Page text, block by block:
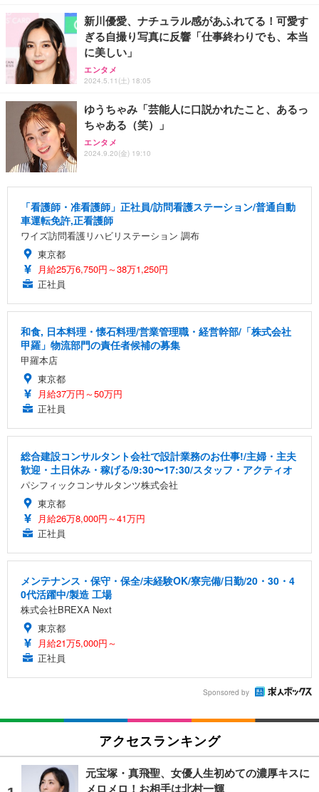
新川優愛、ナチュラル感があふれてる！可愛す
ぎる自撮り写真に反響「仕事終わりでも、本当
に美しい」
エンタメ
2024.5.11(土) 18:05
ゆうちゃみ「芸能人に口説かれたこと、あるっ
ちゃある（笑）」
エンタメ
2024.9.20(金) 19:10
「看護師・准看護師」正社員/訪問看護ステーション/普通自動
車運転免許,正看護師
ワイズ訪問看護リハビリステーション 調布
東京都
月給25万6,750円～38万1,250円
正社員
和食, 日本料理・懐石料理/営業管理職・経営幹部/「株式会社
甲羅」物流部門の責任者候補の募集
甲羅本店
東京都
月給37万円～50万円
正社員
総合建設コンサルタント会社で設計業務のお仕事!/主婦・主夫
歓迎・土日休み・稼げる/9:30〜17:30/スタッフ・アクティオ
パシフィックコンサルタンツ株式会社
東京都
月給26万8,000円～41万円
正社員
メンテナンス・保守・保全/未経験OK/寮完備/日勤/20・30・4
0代活躍中/製造 工場
株式会社BREXA Next
東京都
月給21万5,000円～
正社員
Sponsored by
アクセスランキング
元宝塚・真飛聖、女優人生初めての濃厚キスに
メロメロ！お相手は北村一輝